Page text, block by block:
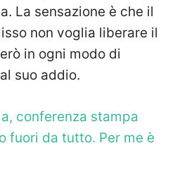
La sensazione è che il
non voglia liberare il
in ogni modo di
suo addio.
conferenza stampa
fuori da tutto. Per me è